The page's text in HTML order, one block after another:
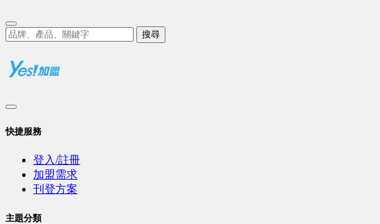
搜尋
快捷服務
登入/註冊
加盟需求
刊登方案
主題分類